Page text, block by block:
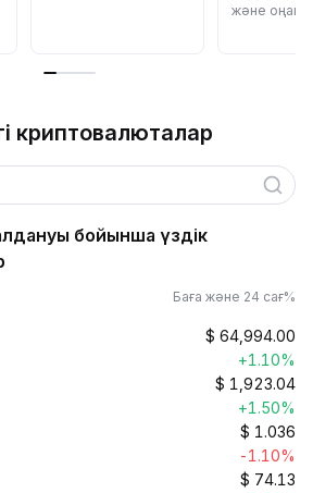
және оңай.
криптовалюталар
бойынша үздік
Баға және 24 сағ%
$ 64,994.00
+1.10%
$ 1,923.04
+1.50%
$ 1.036
-1.10%
$ 74.13